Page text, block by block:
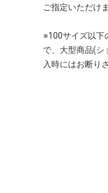
ご指定いただけま
※100サイズ以下
で、大型商品(シ
入時にはお断り